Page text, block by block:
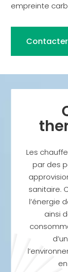
empreinte
Contacter
Les
par des
sanitaire.
l’énergie
ainsi